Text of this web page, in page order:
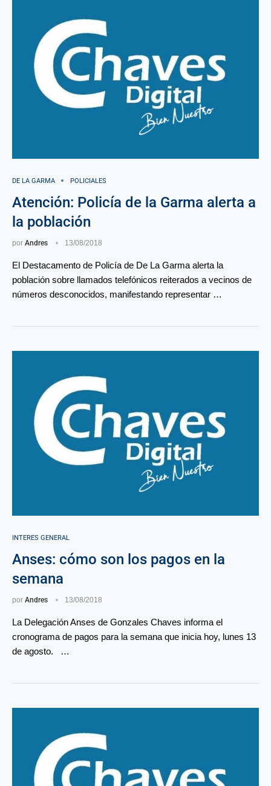
DE LA GARMA POLICIALES
Atención: Policía de la Garma alerta a
la población
por Andres 13/08/2018
El Destacamento de Policía de De La Garma alerta la
población sobre llamados telefónicos reiterados a vecinos de
números desconocidos, manifestando representar …
INTERES GENERAL
Anses: cómo son los pagos en la
semana
por Andres 13/08/2018
La Delegación Anses de Gonzales Chaves informa el
cronograma de pagos para la semana que inicia hoy, lunes 13
de agosto. …